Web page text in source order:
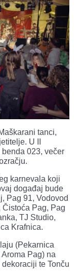
tanci,
U II
023, večer
karnevala koji
događaj bude
Pag 91, Vodovod
Pag, Pag
TJ Studio,
Krafnica.
(Pekarnica
Pag) na
te Tonču